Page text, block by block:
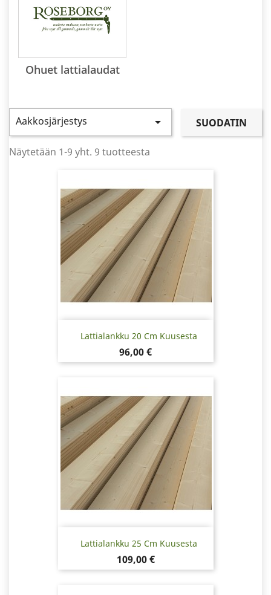
Ohuet lattialaudat
Aakkosjärjestys  SUODATIN
Näytetään 1-9 yht. 9 tuotteesta
Lattialankku 20 Cm Kuusesta
Hinta
96,00 €
Lattialankku 25 Cm Kuusesta
Hinta
109,00 €